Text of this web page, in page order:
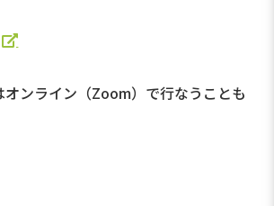
ンライン（Zoom）で行なうことも